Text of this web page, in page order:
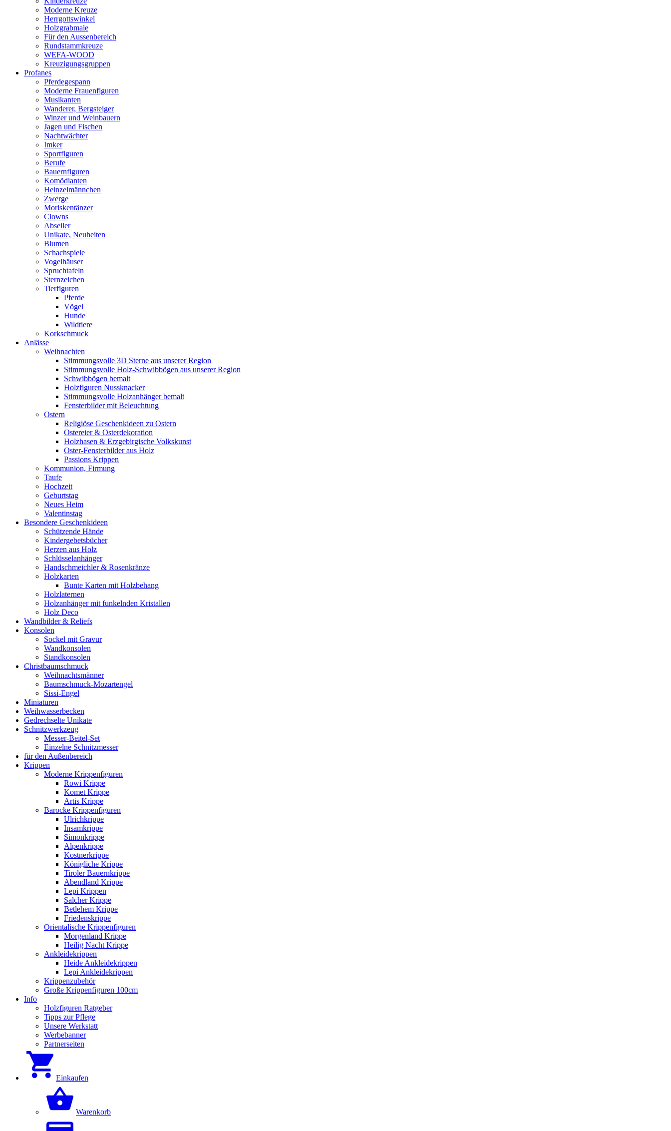
Moderne Kreuze
Herrgottswinkel
Holzgrabmale
Für den Aussenbereich
Rundstammkreuze
WEFA-WOOD
Kreuzigungsgruppen
Profanes
Pferdegespann
Moderne Frauenfiguren
Musikanten
Wanderer, Bergsteiger
Winzer und Weinbauern
Jagen und Fischen
Nachtwächter
Imker
Sportfiguren
Berufe
Bauernfiguren
Komödianten
Heinzelmännchen
Zwerge
Moriskentänzer
Clowns
Abseiler
Unikate, Neuheiten
Blumen
Schachspiele
Vogelhäuser
Spruchtafeln
Sternzeichen
Tierfiguren
Pferde
Vögel
Hunde
Wildtiere
Korkschmuck
Anlässe
Weihnachten
Stimmungsvolle 3D Sterne aus unserer Region
Stimmungsvolle Holz-Schwibbögen aus unserer Region
Schwibbögen bemalt
Holzfiguren Nussknacker
Stimmungsvolle Holzanhänger bemalt
Fensterbilder mit Beleuchtung
Ostern
Religiöse Geschenkideen zu Ostern
Ostereier & Osterdekoration
Holzhasen & Erzgebirgische Volkskunst
Oster-Fensterbilder aus Holz
Passions Krippen
Kommunion, Firmung
Taufe
Hochzeit
Geburtstag
Neues Heim
Valentinstag
Besondere Geschenkideen
Schützende Hände
Kindergebetsbücher
Herzen aus Holz
Schlüsselanhänger
Handschmeichler & Rosenkränze
Holzkarten
Bunte Karten mit Holzbehang
Holzlaternen
Holzanhänger mit funkelnden Kristallen
Holz Deco
Wandbilder & Reliefs
Konsolen
Sockel mit Gravur
Wandkonsolen
Standkonsolen
Christbaumschmuck
Weihnachtsmänner
Baumschmuck-Mozartengel
Sissi-Engel
Miniaturen
Weihwasserbecken
Gedrechselte Unikate
Schnitzwerkzeug
Messer-Beitel-Set
Einzelne Schnitzmesser
für den Außenbereich
Krippen
Moderne Krippenfiguren
Rowi Krippe
Komet Krippe
Artis Krippe
Barocke Krippenfiguren
Ulrichkrippe
Insamkrippe
Simonkrippe
Alpenkrippe
Kostnerkrippe
Königliche Krippe
Tiroler Bauernkrippe
Abendland Krippe
Lepi Krippen
Salcher Krippe
Betlehem Krippe
Friedenskrippe
Orientalische Krippenfiguren
Morgenland Krippe
Heilig Nacht Krippe
Ankleidekrippen
Heide Ankleidekrippen
Lepi Ankleidekrippen
Krippenzubehör
Große Krippenfiguren 100cm
Info
Holzfiguren Ratgeber
Tipps zur Pflege
Unsere Werkstatt
Werbebanner
Partnerseiten
Einkaufen
Warenkorb